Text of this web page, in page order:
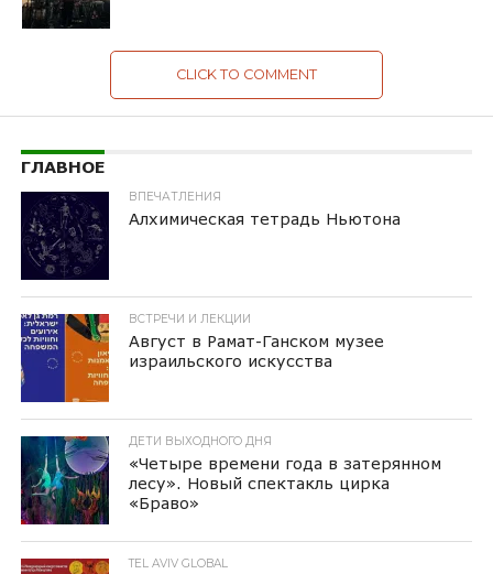
CLICK TO COMMENT
ГЛАВНОЕ
ВПЕЧАТЛЕНИЯ
Алхимическая тетрадь Ньютона
ВСТРЕЧИ И ЛЕКЦИИ
Август в Рамат-Ганском музее
израильского искусства
ДЕТИ ВЫХОДНОГО ДНЯ
«Четыре времени года в затерянном
лесу». Новый спектакль цирка
«Браво»
TEL AVIV GLOBAL